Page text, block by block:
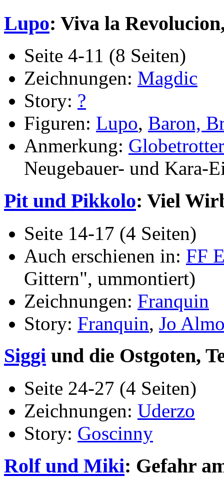
Lupo: Viva la
Seite 4-11 (8 Seiten)
Zeichnungen: Magdic
Story: ?
Figuren: Lupo, Baron,
Anmerkung:
Neugebauer- und Kara-
Pit und Pikkolo: Viel
Seite 14-17 (4 Seiten)
Auch erschienen in: FF
Gittern", ummontiert)
Zeichnungen: Franquin
Story: Franquin, Jo
Siggi und die Ostgoten,
Seite 24-27 (4 Seiten)
Zeichnungen: Uderzo
Story: Goscinny
Rolf und Miki: Gefahr